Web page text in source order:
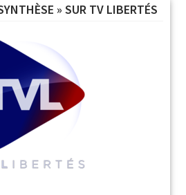
» SUR TV LIBERTÉS